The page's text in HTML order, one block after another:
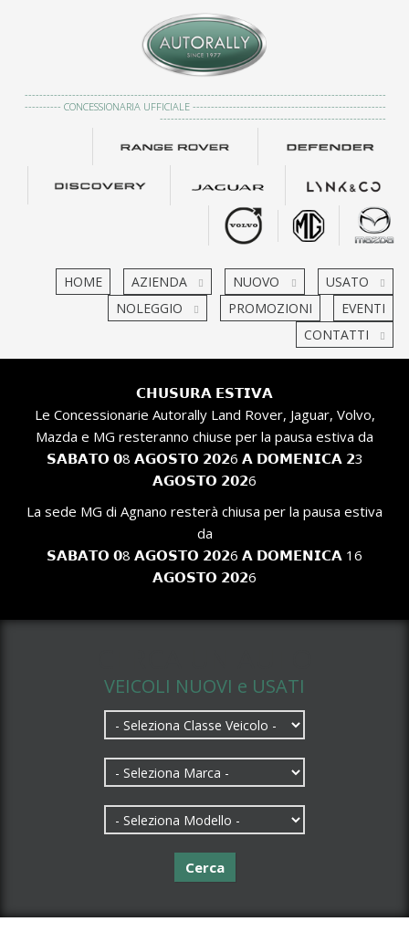
---------------------------------------------------------------------------------------------------
---------- CONCESSIONARIA UFFICIALE -----------------------------------------------------
--------------------------------------------------------------
HOME AZIENDA NUOVO
USATO
NOLEGGIO
PROMOZIONI
EVENTI
CONTATTI
𝗖𝗛𝗨𝗦𝗨𝗥𝗔 𝗘𝗦𝗧𝗜𝗩𝗔
Le Concessionarie Autorally Land Rover, Jaguar, Volvo,
Mazda e MG resteranno chiuse per la pausa estiva da
𝗦𝗔𝗕𝗔𝗧𝗢 𝟬8 𝗔𝗚𝗢𝗦𝗧𝗢 𝟮𝟬𝟮6 𝗔 𝗗𝗢𝗠𝗘𝗡𝗜𝗖𝗔 𝟮3
𝗔𝗚𝗢𝗦𝗧𝗢 𝟮𝟬𝟮6
La sede MG di Agnano resterà chiusa per la pausa estiva
da
𝗦𝗔𝗕𝗔𝗧𝗢 𝟬8 𝗔𝗚𝗢𝗦𝗧𝗢 𝟮𝟬𝟮6 𝗔 𝗗𝗢𝗠𝗘𝗡𝗜𝗖𝗔 16
𝗔𝗚𝗢𝗦𝗧𝗢 𝟮𝟬𝟮6
VEICOLI NUOVI e USATI
Cerca